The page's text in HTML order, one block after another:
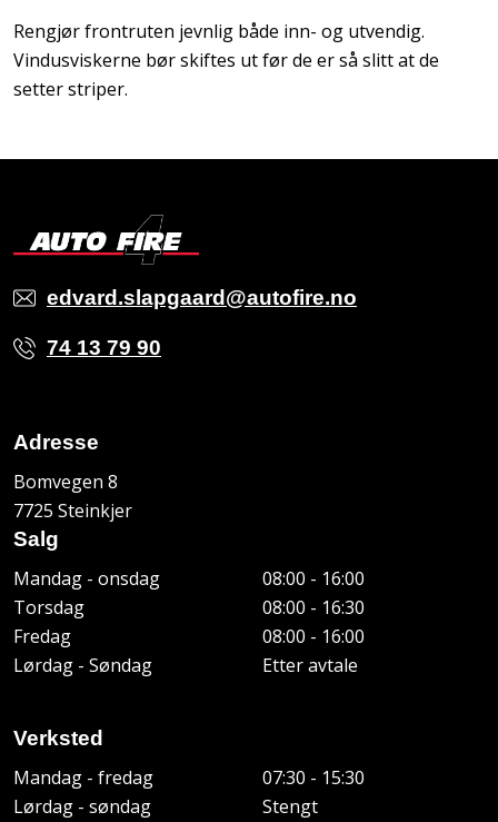
Rengjør frontruten jevnlig både inn- og utvendig.
Vindusviskerne bør skiftes ut før de er så slitt at de
setter striper.
edvard.slapgaard@autofire.no
74 13 79 90
Adresse
Bomvegen 8
7725 Steinkjer
Salg
Mandag - onsdag
08:00 - 16:00
Torsdag
08:00 - 16:30
Fredag
08:00 - 16:00
Lørdag - Søndag
Etter avtale
Verksted
Mandag - fredag
07:30 - 15:30
Lørdag - søndag
Stengt